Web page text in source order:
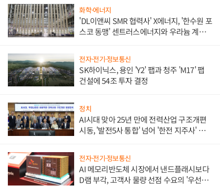
화학·에너지
'DL이앤씨 SMR 협력사' X에너지, '한수원 포
스코 동맹' 센트러스에너지와 우라늄 계약
전자·전기·정보통신
SK하이닉스, 용인 'Y2' 팹과 청주 'M17' 팹
건설에 54조 투자 결정
정치
AI시대 맞아 25년 만에 전력산업 구조개편
시동, '발전5사 통합' 넘어 '한전 지주사' 재편
전자·전기·정보통신
AI 메모리반도체 시장에서 낸드플래시보다
D램 부각, 고객사 물량 선점 수요의 '우선순